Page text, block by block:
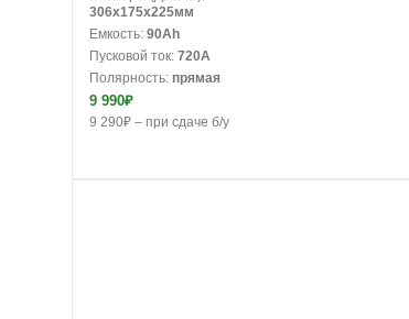
306x175x225мм
Емкость: 90Ah
Пусковой ток: 720A
Полярность: прямая
9 990₽
9 290₽ – при сдаче б/у